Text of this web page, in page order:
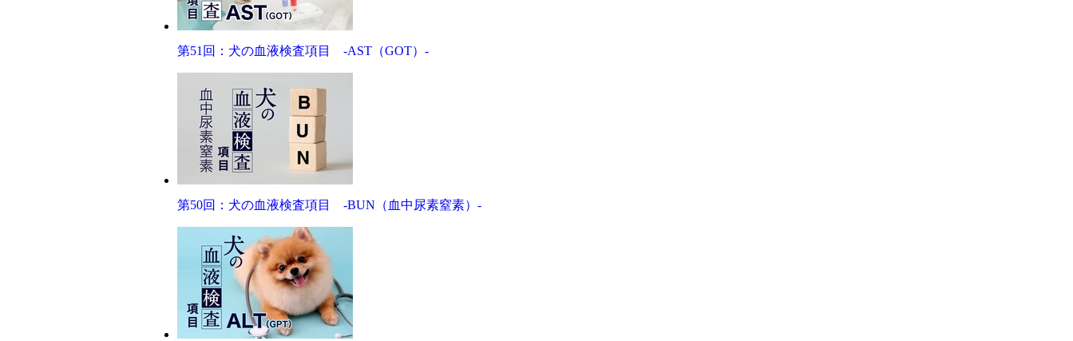
第51回：犬の血液検査項目 -AST（GOT）-
第50回：犬の血液検査項目 -BUN（血中尿素窒素）-